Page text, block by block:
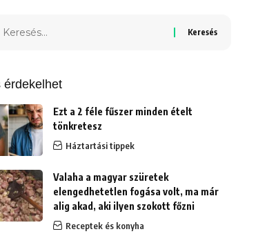
érdekelhet
Ezt a 2 féle fűszer minden ételt
tönkretesz
Háztartási tippek
Valaha a magyar szüretek
elengedhetetlen fogása volt, ma már
alig akad, aki ilyen szokott főzni
Receptek és konyha